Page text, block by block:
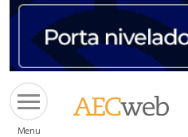
Menu